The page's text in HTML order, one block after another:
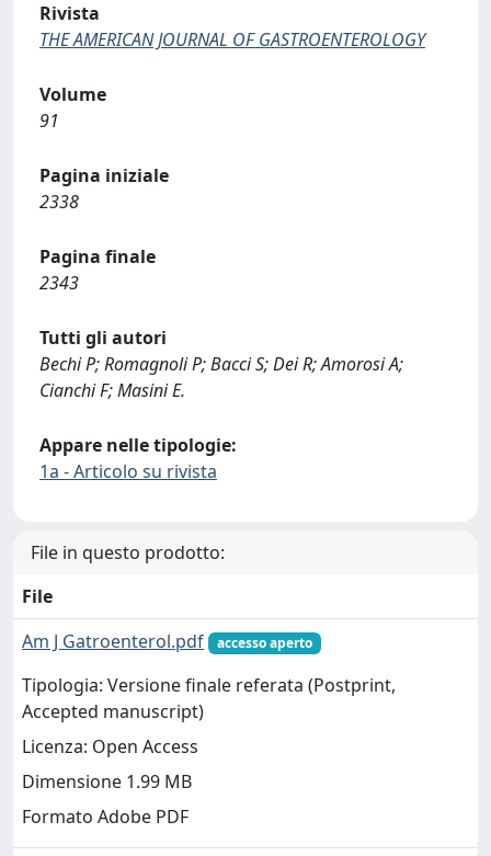
Rivista
THE AMERICAN JOURNAL OF GASTROENTEROLOGY
Volume
91
Pagina iniziale
2338
Pagina finale
2343
Tutti gli autori
Bechi P; Romagnoli P; Bacci S; Dei R; Amorosi A;
Cianchi F; Masini E.
Appare nelle tipologie:
1a - Articolo su rivista
File in questo prodotto:
File
Am J Gatroenterol.pdf
accesso aperto
Tipologia: Versione finale referata (Postprint,
Accepted manuscript)
Licenza: Open Access
Dimensione 1.99 MB
Formato Adobe PDF